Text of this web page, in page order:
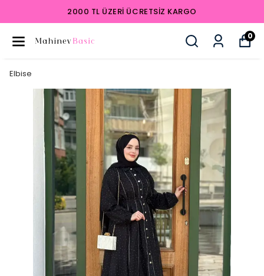
2000 TL ÜZERI ÜCRETSIZ KARGO
0
Elbise